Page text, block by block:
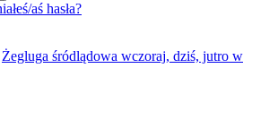
aś hasła?
Żegluga śródlądowa wczoraj, dziś, jutro w